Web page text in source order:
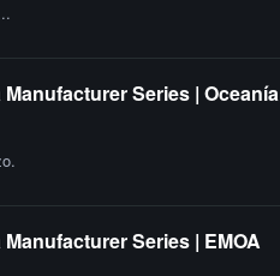
Series | Oceanía
Series | EMOA